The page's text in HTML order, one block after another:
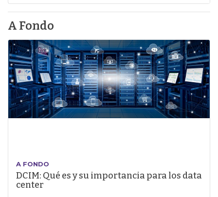
A Fondo
A FONDO
DCIM: Qué es y su importancia para los data
center